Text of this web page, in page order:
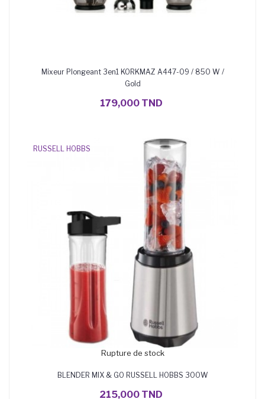
Mixeur Plongeant 3en1 KORKMAZ A447-09 / 850 W /
Gold
179,000 TND
Rupture de stock
RUSSELL HOBBS
BLENDER MIX & GO RUSSELL HOBBS 300W
215,000 TND